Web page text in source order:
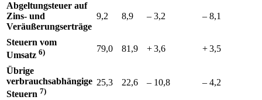
Abgeltungsteuer auf
Zins- und
Veräußerungserträge
9,2 8,9 – 3,2 – 8,1
Steuern vom
Umsatz 6) 79,0 81,9 +⁠ 3,6 +⁠ 3,5
Übrige
verbrauchsabhängige
Steuern 7)
25,3 22,6 – 10,8 – 4,2